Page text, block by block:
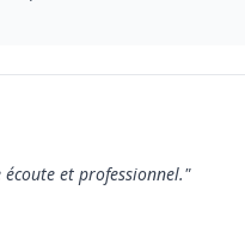
et professionnel."